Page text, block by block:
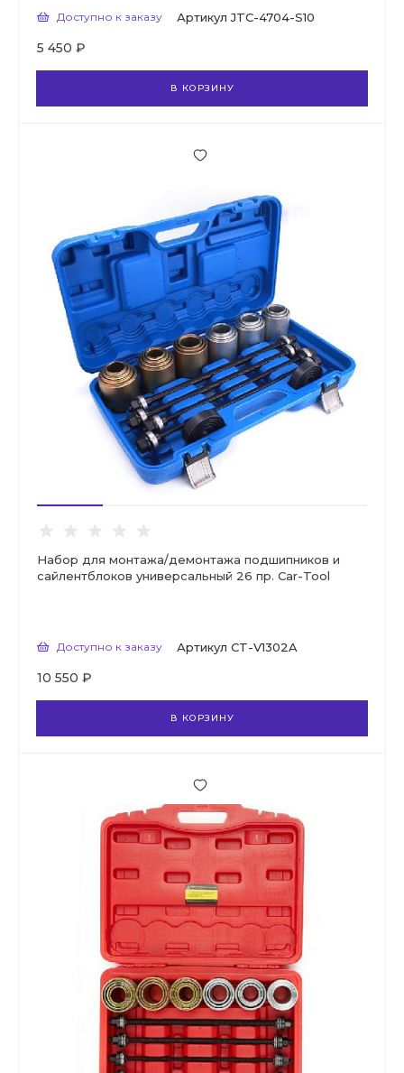
Доступно к заказу Артикул JTC-4704-S10
5 450 ₽
В КОРЗИНУ
Набор для монтажа/демонтажа подшипников и
сайлентблоков универсальный 26 пр. Car-Tool
Доступно к заказу Артикул CT-V1302A
10 550 ₽
В КОРЗИНУ